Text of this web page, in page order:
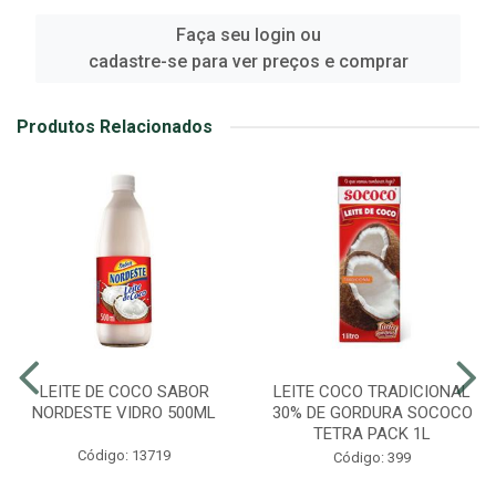
Faça seu login ou
cadastre-se para ver preços e comprar
Produtos Relacionados
LEITE DE COCO SABOR
NORDESTE VIDRO 500ML
Código: 13719
LEITE COCO TRADICIONAL
30% DE GORDURA SOCOCO
TETRA PACK 1L
Código: 399